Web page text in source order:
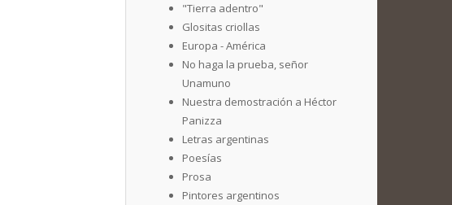
"Tierra adentro"
Glositas criollas
Europa - América
No haga la prueba, señor
Unamuno
Nuestra demostración a Héctor
Panizza
Letras argentinas
Poesías
Prosa
Pintores argentinos